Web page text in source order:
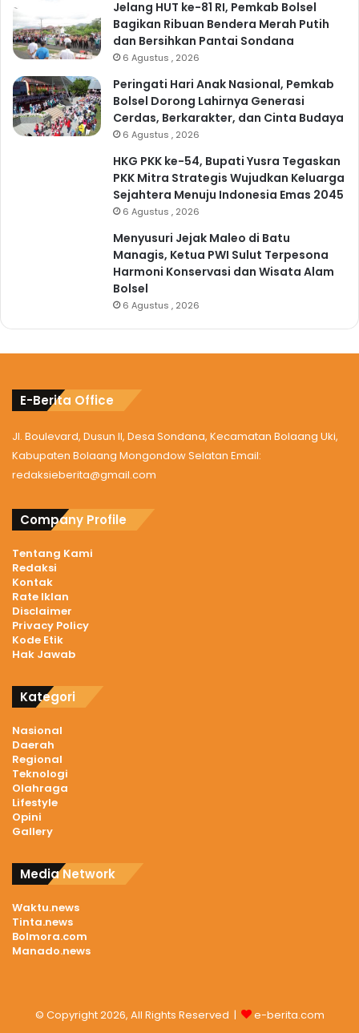
Jelang HUT ke-81 RI, Pemkab Bolsel
Bagikan Ribuan Bendera Merah Putih
dan Bersihkan Pantai Sondana
6 Agustus , 2026
Peringati Hari Anak Nasional, Pemkab
Bolsel Dorong Lahirnya Generasi
Cerdas, Berkarakter, dan Cinta Budaya
6 Agustus , 2026
HKG PKK ke-54, Bupati Yusra Tegaskan
PKK Mitra Strategis Wujudkan Keluarga
Sejahtera Menuju Indonesia Emas 2045
6 Agustus , 2026
Menyusuri Jejak Maleo di Batu
Managis, Ketua PWI Sulut Terpesona
Harmoni Konservasi dan Wisata Alam
Bolsel
6 Agustus , 2026
E-Berita Office
Jl. Boulevard, Dusun II, Desa Sondana, Kecamatan Bolaang Uki,
Kabupaten Bolaang Mongondow Selatan Email:
redaksieberita@gmail.com
Company Profile
Tentang Kami
Redaksi
Kontak
Rate Iklan
Disclaimer
Privacy Policy
Kode Etik
Hak Jawab
Kategori
Nasional
Daerah
Regional
Teknologi
Olahraga
Lifestyle
Opini
Gallery
Media Network
Waktu.news
Tinta.news
Bolmora.com
Manado.news
© Copyright 2026, All Rights Reserved | e-berita.com